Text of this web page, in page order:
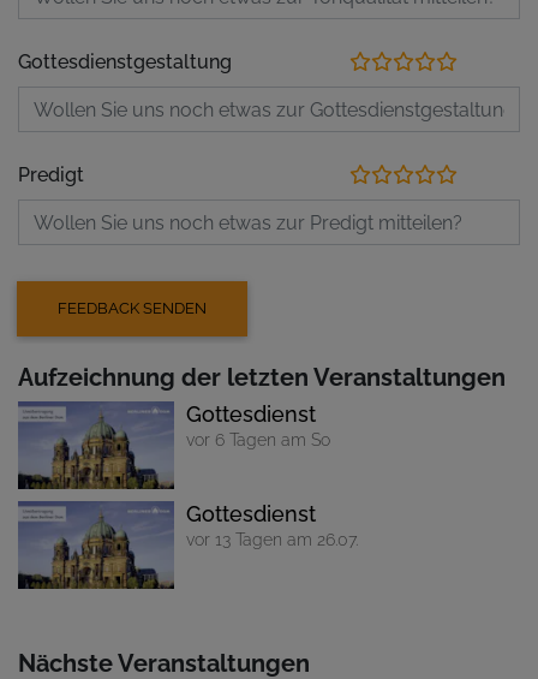
Gottesdienstgestaltung
Predigt
Aufzeichnung der letzten Veranstaltungen
Gottesdienst
vor 6 Tagen am So
Gottesdienst
vor 13 Tagen am 26.07.
Nächste Veranstaltungen